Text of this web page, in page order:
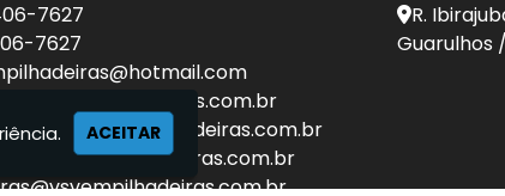
a Combustão 25 ton Preço de Empilhadeira 25 ton
7627
7627
R.
Guarulhos
ACEITAR